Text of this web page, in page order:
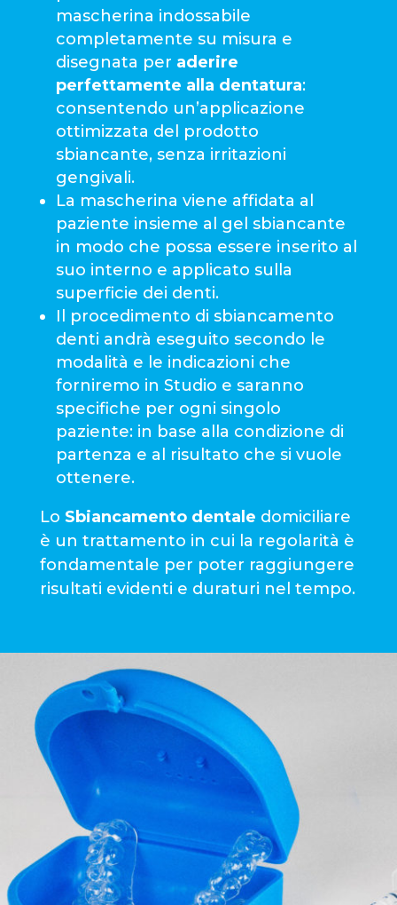
mascherina indossabile
completamente su misura e
disegnata per aderire
perfettamente alla dentatura:
consentendo un’applicazione
ottimizzata del prodotto
sbiancante, senza irritazioni
gengivali.
La mascherina viene affidata al
paziente insieme al gel sbiancante
in modo che possa essere inserito al
suo interno e applicato sulla
superficie dei denti.
Il procedimento di sbiancamento
denti andrà eseguito secondo le
modalità e le indicazioni che
forniremo in Studio e saranno
specifiche per ogni singolo
paziente: in base alla condizione di
partenza e al risultato che si vuole
ottenere.
Lo Sbiancamento dentale domiciliare
è un trattamento in cui la regolarità è
fondamentale per poter raggiungere
risultati evidenti e duraturi nel tempo.